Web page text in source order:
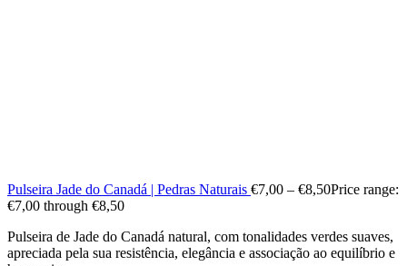
Pulseira Jade do Canadá | Pedras Naturais €7,00 – €8,50Price range:
€7,00 through €8,50
Pulseira de Jade do Canadá natural, com tonalidades verdes suaves,
apreciada pela sua resistência, elegância e associação ao equilíbrio e